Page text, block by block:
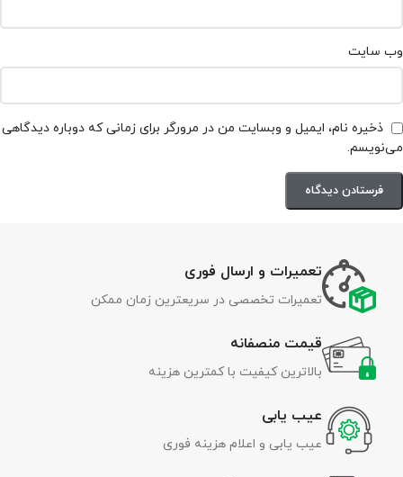
وب‌ سایت
ذخیره نام، ایمیل و وبسایت من در مرورگر برای زمانی که دوباره دیدگاهی
می‌نویسم.
تعمیرات و ارسال فوری
تعمیرات تخصصی در سریعترین زمان ممکن
قیمت منصفانه
بالاترین کیفیت با کمترین هزینه
عیب یابی
عیب یابی و اعلام هزینه فوری